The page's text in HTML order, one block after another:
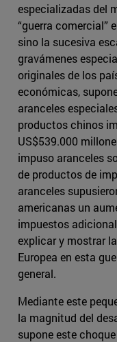
especializadas del
“guerra comercial”
sino la sucesiva
gravámenes
originales de los
económicas,
aranceles
productos chinos
US$539.000
impuso aranceles
de productos de
aranceles
americanas un
impuestos
explicar y mostrar
Europea en esta
general.
Mediante este
la magnitud del
supone este